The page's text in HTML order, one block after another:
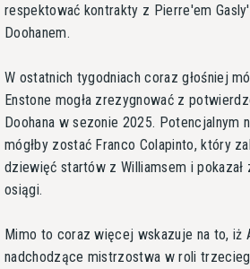
respektować kontrakty z Pierre'em
Doohanem.
W ostatnich tygodniach coraz głośniej
Enstone mogła zrezygnować z
Doohana w sezonie 2025. Potencjalnym
mógłby zostać Franco Colapinto, który
dziewięć startów z Williamsem i pokazał
osiągi.
Mimo to coraz więcej wskazuje na to, iż
nadchodzące mistrzostwa w roli